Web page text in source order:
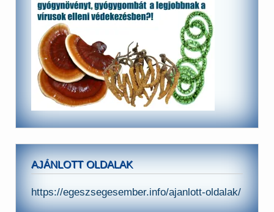
AJÁNLOTT OLDALAK
https://egeszsegesember.info/ajanlott-oldalak/